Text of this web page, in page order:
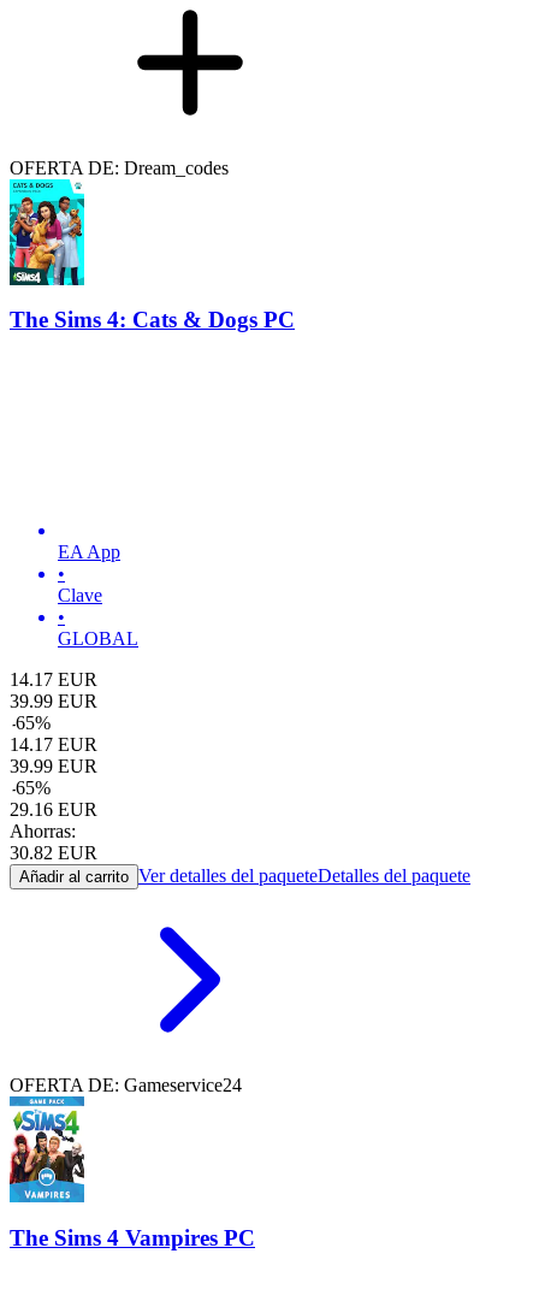
OFERTA DE: Dream_codes
The Sims 4: Cats & Dogs PC
EA App
•
Clave
•
GLOBAL
14.17 EUR
39.99 EUR
-65%
14.17 EUR
39.99 EUR
-65%
29.16 EUR
Ahorras:
30.82 EUR
Añadir al carrito Ver detalles del paqueteDetalles del paquete
OFERTA DE: Gameservice24
The Sims 4 Vampires PC